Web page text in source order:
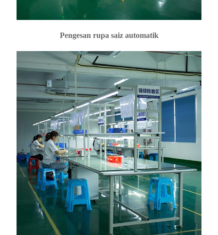
Pengesan rupa saiz automatik